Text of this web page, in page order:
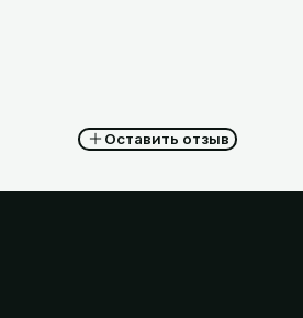
Оставить отзыв